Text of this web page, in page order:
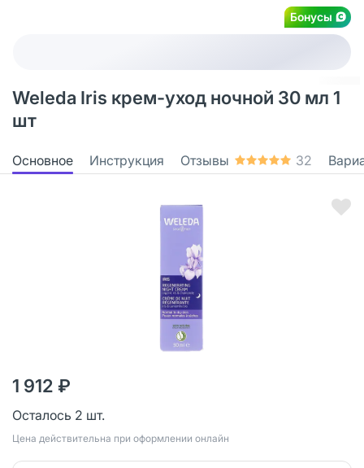
Бонусы
Weleda Iris крем-уход ночной 30 мл 1
шт
Основное Инструкция Отзывы 32
1 912 ₽
Осталось 2 шт.
Цена действительна при оформлении онлайн